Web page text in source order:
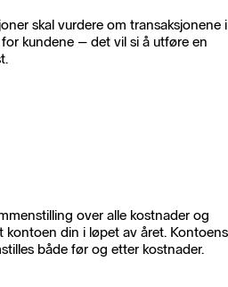
skal vurdere om transaksjonene i
kundene – det vil si å utføre en
over alle kostnader og
din i løpet av året. Kontoens
både før og etter kostnader.